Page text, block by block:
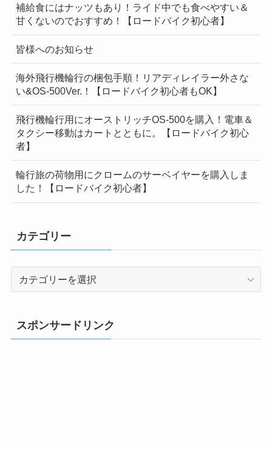
補給食にはナッツもあり！ライド中でも食べやすい＆
甘くないのでおすすめ！【ロードバイク初心者】
皆様へのお知らせ
海外飛行機輪行の梱包手順！リアディレイラー外さな
い&OS-500Ver.！【ロードバイク初心者もOK】
飛行機輪行用にオーストリッチOS-500を購入！電車＆
タクシー移動はカートとともに。【ロードバイク初心
者】
輪行旅の荷物用にクロームのサーベイヤーを購入しま
した！【ロードバイク初心者】
カテゴリー
スポンサードリンク